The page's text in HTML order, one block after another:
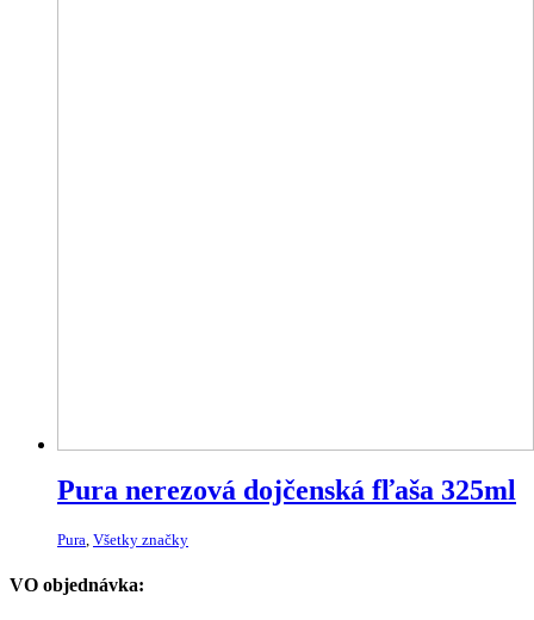
Pura nerezová dojčenská fľaša 325ml
Pura, Všetky značky
VO objednávka: